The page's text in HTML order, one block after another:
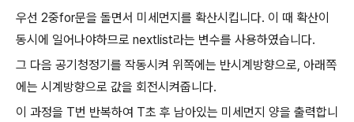
우선 2중for문을 돌면서 미세먼지를 확산시킵니다. 이 때 확산이
동시에 일어나야하므로 nextlist라는 변수를 사용하였습니다.
그 다음 공기청정기를 작동시켜 위쪽에는 반시계방향으로, 아래쪽
에는 시계방향으로 값을 회전시켜줍니다.
이 과정을 T번 반복하여 T초 후 남아있는 미세먼지 양을 출력합니